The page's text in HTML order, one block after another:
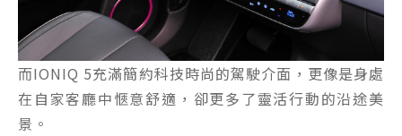
而IONIQ 5充滿簡約科技時尚的駕駛介面，更像是身處
在自家客廳中愜意舒適，卻更多了靈活行動的沿途美
景。